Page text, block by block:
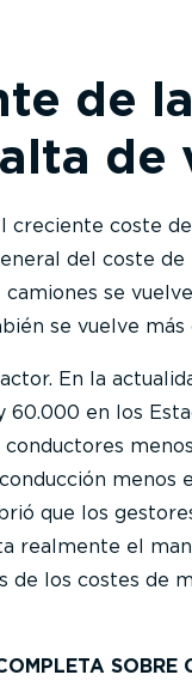
de
de
creciente coste
del coste de
se
se vuelve más
En la
en los
menos
que los
realmente el
de los costes de
SOBRE